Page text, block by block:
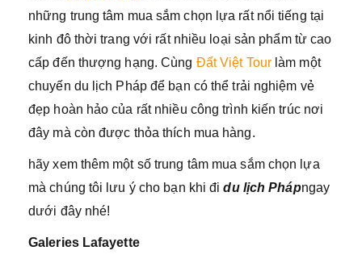
những trung tâm mua sắm chọn lựa rất nổi tiếng tại
kinh đô thời trang với rất nhiều loại sản phẩm từ cao
cấp đến thượng hạng. Cùng Đất Việt Tourlàm một
chuyến du lịch Pháp để bạn có thể trải nghiệm vẻ
đẹp hoàn hảo của rất nhiều công trình kiến trúc nơi
đây mà còn được thỏa thích mua hàng.
hãy xem thêm một số trung tâm mua sắm chọn lựa
mà chúng tôi lưu ý cho bạn khi đidu lịch Phápngay
dưới đây nhé!
Galeries Lafayette